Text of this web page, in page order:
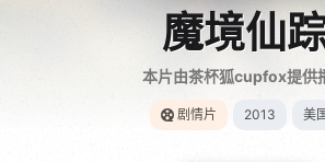
魔境仙
本片由茶杯狐cupfox提供
剧情片 2013 美